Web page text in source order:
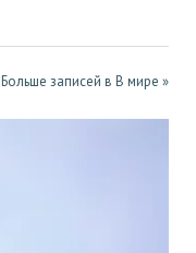
Больше записей в В мире »